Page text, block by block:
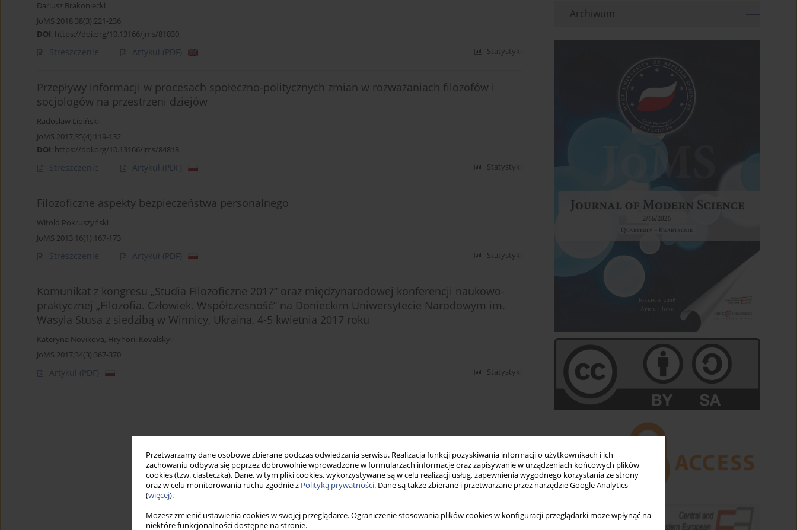
Przetwarzamy dane osobowe zbierane podczas odwiedzania serwisu. Realizacja funkcji pozyskiwania informacji o użytkownikach i ich
zachowaniu odbywa się poprzez dobrowolnie wprowadzone w formularzach informacje oraz zapisywanie w urządzeniach końcowych plików
cookies (tzw. ciasteczka). Dane, w tym pliki cookies, wykorzystywane są w celu realizacji usług, zapewnienia wygodnego korzystania ze strony
oraz w celu monitorowania ruchu zgodnie z Polityką prywatności. Dane są także zbierane i przetwarzane przez narzędzie Google Analytics
(więcej).
Możesz zmienić ustawienia cookies w swojej przeglądarce. Ograniczenie stosowania plików cookies w konfiguracji przeglądarki może wpłynąć na
niektóre funkcjonalności dostępne na stronie.
Dariusz Brakoniecki
JoMS 2018;38(3):221-236
DOI: https://doi.org/10.13166/jms/81030
Streszczenie Artykuł (PDF) Statystyki
Przepływy informacji w procesach społeczno-politycznych zmian w rozważaniach filozofów i
socjologów na przestrzeni dziejów
Radosław Lipiński
JoMS 2017;35(4):119-132
DOI: https://doi.org/10.13166/jms/84818
Streszczenie Artykuł (PDF) Statystyki
Filozoficzne aspekty bezpieczeństwa personalnego
Witold Pokruszyński
JoMS 2013;16(1):167-173
Streszczenie Artykuł (PDF) Statystyki
Komunikat z kongresu „Studia Filozoficzne 2017” oraz międzynarodowej konferencji naukowo-
praktycznej „Filozofia. Człowiek. Współczesność” na Donieckim Uniwersytecie Narodowym im.
Wasyla Stusa z siedzibą w Winnicy, Ukraina, 4-5 kwietnia 2017 roku
Kateryna Novikova, Hryhorii Kovalskyi
JoMS 2017;34(3):367-370
Artykuł (PDF) Statystyki
Archiwum